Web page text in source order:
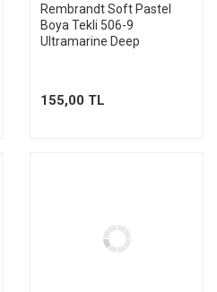
Rembrandt Soft Pastel
Boya Tekli 506-9
Ultramarine Deep
155,00 TL